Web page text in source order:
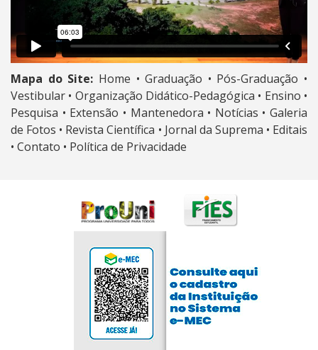
Mapa do Site: Home • Graduação • Pós-Graduação •
Vestibular • Organização Didático-Pedagógica • Ensino •
Pesquisa • Extensão • Mantenedora • Notícias • Galeria
de Fotos • Revista Científica • Jornal da Suprema • Editais
• Contato • Política de Privacidade